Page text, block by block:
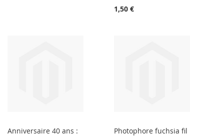
1,50 €
Anniversaire 40 ans :
Photophore fuchsia fil